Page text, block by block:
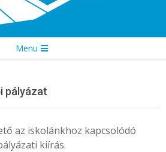
Menu
pályázat
az iskolánkhoz kapcsolódó
kiírás.